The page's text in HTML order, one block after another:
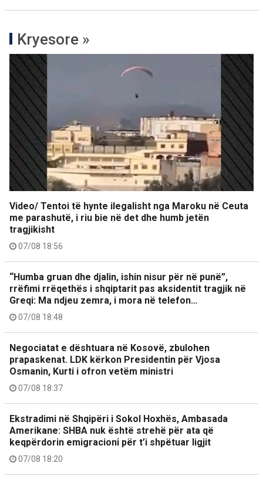
Kryesore »
Video/ Tentoi të hynte ilegalisht nga Maroku në Ceuta
me parashutë, i riu bie në det dhe humb jetën
tragjikisht
07/08 18:56
“Humba gruan dhe djalin, ishin nisur për në punë”,
rrëfimi rrëqethës i shqiptarit pas aksidentit tragjik në
Greqi: Ma ndjeu zemra, i mora në telefon…
07/08 18:48
Negociatat e dështuara në Kosovë, zbulohen
prapaskenat. LDK kërkon Presidentin për Vjosa
Osmanin, Kurti i ofron vetëm ministri
07/08 18:37
Ekstradimi në Shqipëri i Sokol Hoxhës, Ambasada
Amerikane: SHBA nuk është strehë për ata që
keqpërdorin emigracioni për t’i shpëtuar ligjit
07/08 18:20